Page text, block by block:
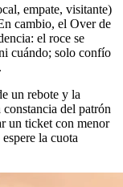
empate, visitante)
cambio, el Over de
el roce se
cuándo; solo confío
un rebote y la
del patrón
un ticket con menor
la cuota